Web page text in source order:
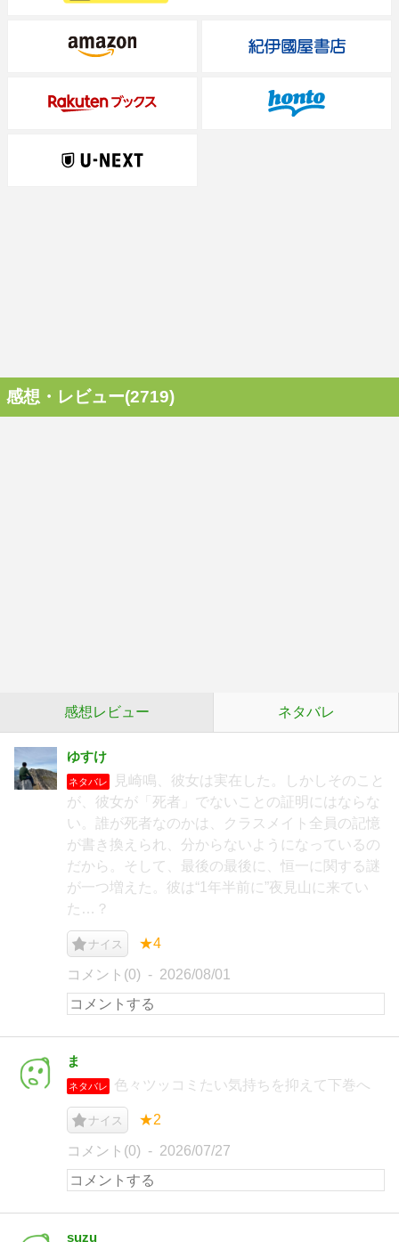
感想・レビュー(2719)
感想レビュー ネタバレ
ゆすけ
ネタバレ
見崎鳴、彼女は実在した。しかしそのこと
が、彼女が「死者」でないことの証明にはならな
い。誰が死者なのかは、クラスメイト全員の記憶
が書き換えられ、分からないようになっているの
だから。そして、最後の最後に、恒一に関する謎
が一つ増えた。彼は“1年半前に”夜見山に来てい
た…？
ナイス ★4
コメント(0) 2026/08/01
ま
ネタバレ 色々ツッコミたい気持ちを抑えて下巻へ
ナイス ★2
コメント(0) 2026/07/27
suzu